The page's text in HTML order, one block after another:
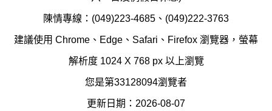
局
制
科
陳情專線：(049)223-4685、(049)222-3763
建議使用 Chrome、Edge、Safari、Firefox 瀏覽器，螢幕
解析度 1024 X 768 px 以上瀏覽
您是第33128094瀏覽者
更新日期：2026-08-07